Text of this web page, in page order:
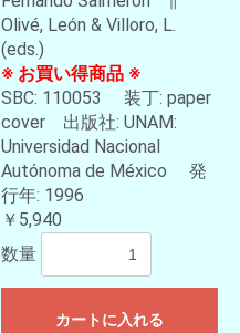
Olivé, León & Villoro, L.
(eds.)
※ お買い得商品 ※
SBC: 110053 装丁: paper
cover 出版社: UNAM:
Universidad Nacional
Autónoma de México 発
行年: 1996
￥5,940
数量
カートに入れる